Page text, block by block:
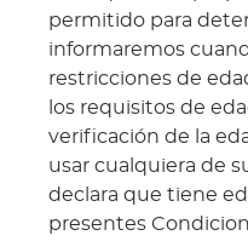
permitido para
informaremos
restricciones de
los requisitos de
verificación de la
usar cualquiera de
declara que tiene
presentes